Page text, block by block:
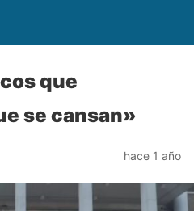
que
se cansan»
hace 1 año